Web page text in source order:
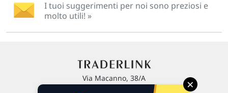
I tuoi suggerimenti per noi sono preziosi e
molto utili! »
Via Macanno, 38/A
×